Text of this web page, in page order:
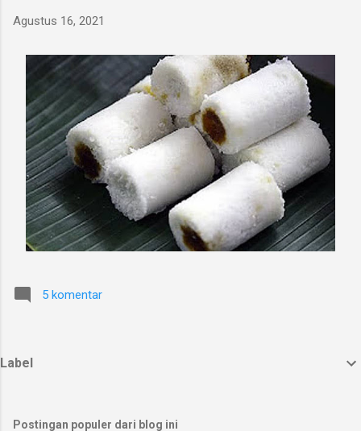
Agustus 16, 2021
5 komentar
Label
Postingan populer dari blog ini